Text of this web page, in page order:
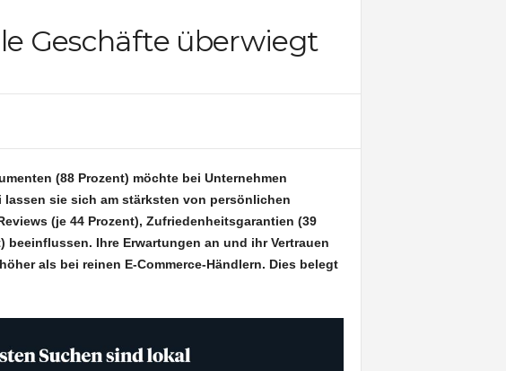
Geschäfte überwiegt
(88 Prozent) möchte bei Unternehmen
sie sich am stärksten von persönlichen
(je 44 Prozent), Zufriedenheitsgarantien (39
beeinflussen. Ihre Erwartungen an und ihr Vertrauen
als bei reinen E-Commerce-Händlern. Dies belegt